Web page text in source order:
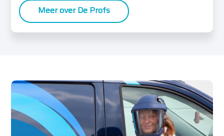
Meer over De Profs